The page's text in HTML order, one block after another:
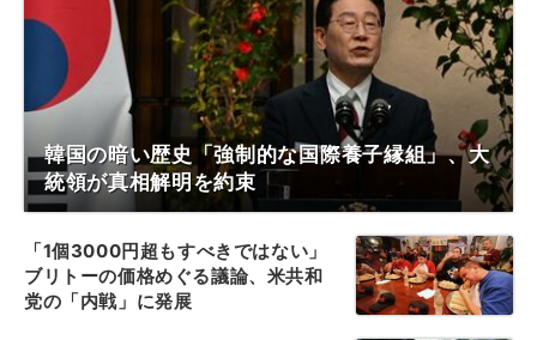
韓国の暗い歴史「強制的な国際養子縁組」、大
統領が真相解明を約束
「1個3000円超もすべきではない」
ブリトーの価格めぐる議論、米共和
党の「内戦」に発展